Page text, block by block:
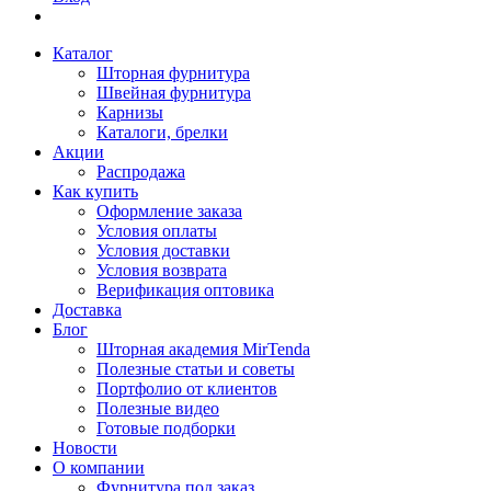
Каталог
Шторная фурнитура
Швейная фурнитура
Карнизы
Каталоги, брелки
Акции
Распродажа
Как купить
Оформление заказа
Условия оплаты
Условия доставки
Условия возврата
Верификация оптовика
Доставка
Блог
Шторная академия MirTenda
Полезные статьи и советы
Портфолио от клиентов
Полезные видео
Готовые подборки
Новости
О компании
Фурнитура под заказ